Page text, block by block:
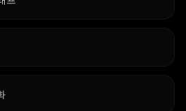
으로 제공됩니다. 가격은 앱 내에
이 자동으로 갱신됩니다. - App